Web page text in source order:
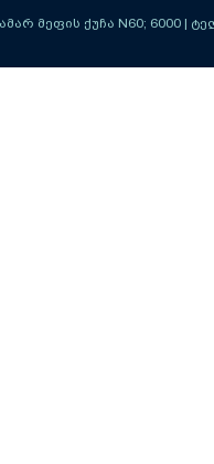
მეფის ქუჩა N60; 6000 |